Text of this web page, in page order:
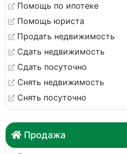
Помощь по ипотеке
Помощь юриста
Продать недвижимость
Сдать недвижимость
Сдать посуточно
Снять недвижимость
Снять посуточно
Продажа